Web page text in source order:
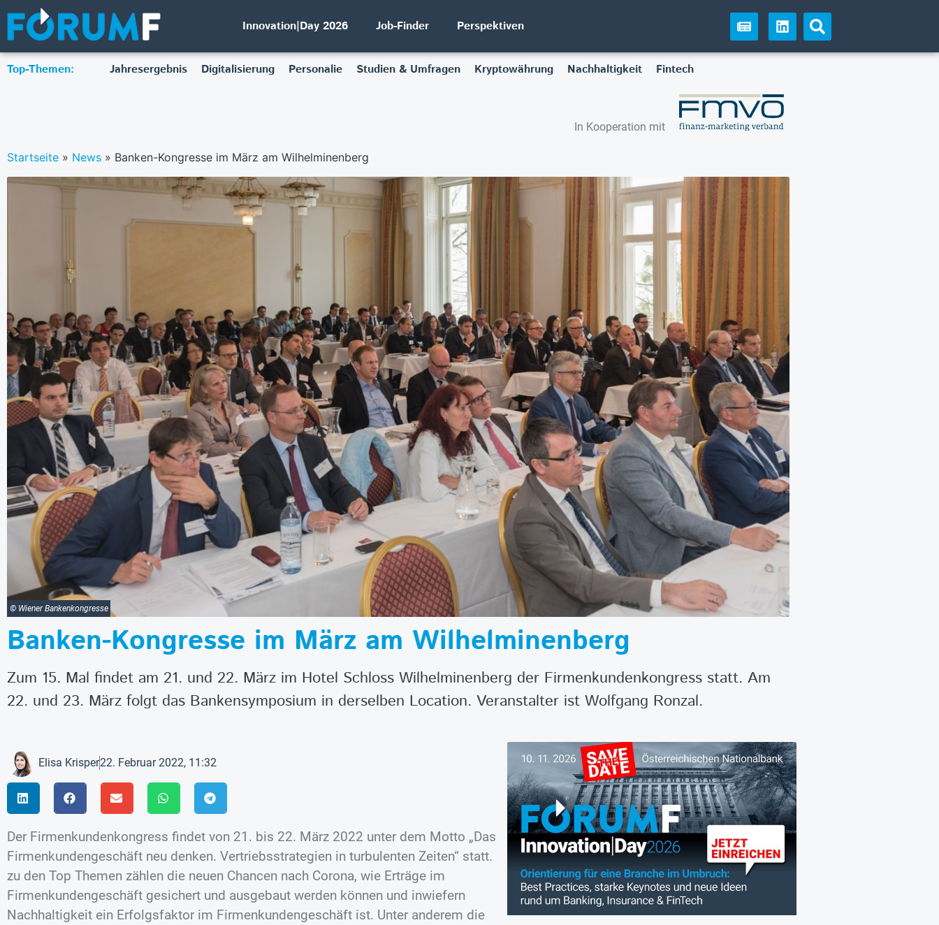
Innovation|Day 2026 Job-Finder Perspektiven
Top-Themen: Jahresergebnis Digitalisierung Personalie Studien & Umfragen Kryptowährung Nachhaltigkeit Fintech
In Kooperation mit
Startseite » News » Banken-Kongresse im März am Wilhelminenberg
© Wiener Bankenkongresse
Banken-Kongresse im März am Wilhelminenberg
Zum 15. Mal findet am 21. und 22. März im Hotel Schloss Wilhelminenberg der Firmenkundenkongress statt. Am
22. und 23. März folgt das Bankensymposium in derselben Location. Veranstalter ist Wolfgang Ronzal.
Elisa Krisper22. Februar 2022, 11:32
Der Firmenkundenkongress findet von 21. bis 22. März 2022 unter dem Motto „Das
Firmenkundengeschäft neu denken. Vertriebsstrategien in turbulenten Zeiten“ statt.
zu den Top Themen zählen die neuen Chancen nach Corona, wie Erträge im
Firmenkundengeschäft gesichert und ausgebaut werden können und inwiefern
Nachhaltigkeit ein Erfolgsfaktor im Firmenkundengeschäft ist. Unter anderem die